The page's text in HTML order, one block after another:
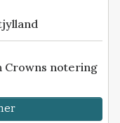
Crowns notering